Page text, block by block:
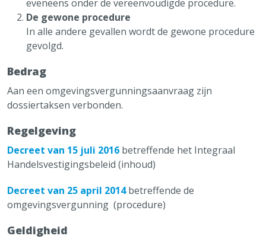
eveneens onder de vereenvoudigde procedure.
De gewone procedure
In alle andere gevallen wordt de gewone procedure
gevolgd.
Bedrag
Aan een omgevingsvergunningsaanvraag zijn
dossiertaksen verbonden.
Regelgeving
Decreet van 15 juli 2016 betreffende het Integraal
Handelsvestigingsbeleid (inhoud)
Decreet van 25 april 2014betreffende de
omgevingsvergunning (procedure)
Geldigheid